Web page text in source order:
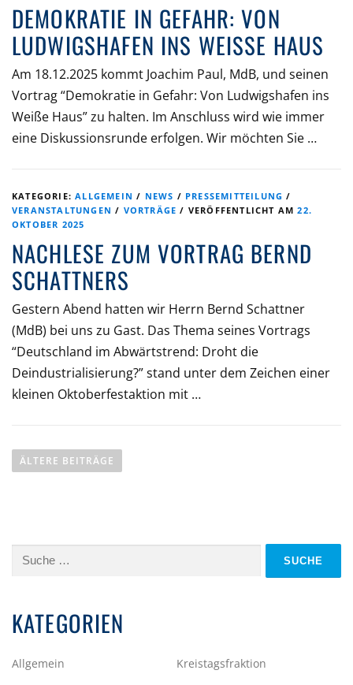
DEMOKRATIE IN GEFAHR: VON
LUDWIGSHAFEN INS WEISSE HAUS
Am 18.12.2025 kommt Joachim Paul, MdB, und seinen
Vortrag “Demokratie in Gefahr: Von Ludwigshafen ins
Weiße Haus” zu halten. Im Anschluss wird wie immer
eine Diskussionsrunde erfolgen. Wir möchten Sie …
KATEGORIE:ALLGEMEIN / NEWS / PRESSEMITTEILUNG /
VERANSTALTUNGEN / VORTRÄGE / VERÖFFENTLICHT AM22.
OKTOBER 2025
NACHLESE ZUM VORTRAG BERND
SCHATTNERS
Gestern Abend hatten wir Herrn Bernd Schattner
(MdB) bei uns zu Gast. Das Thema seines Vortrags
“Deutschland im Abwärtstrend: Droht die
Deindustrialisierung?” stand unter dem Zeichen einer
kleinen Oktoberfestaktion mit …
E
R
A
S
N
ÄLTERE BEITRÄGE
Suche
KATEGORIEN
Allgemein
Kreistagsfraktion